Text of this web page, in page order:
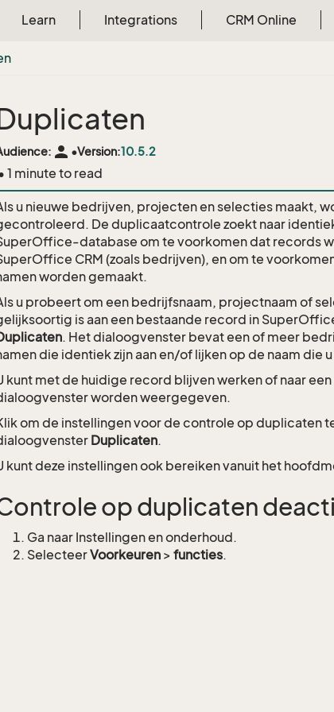
Learn Integrations CRM Online
person •Version:10.5.2
1 minute to read
u nieuwe bedrijven, projecten en selecties maakt,
De duplicaatcontrole zoekt naar
database om te voorkomen dat records
CRM (zoals bedrijven), en om te
worden gemaakt.
u probeert om een bedrijfsnaam, projectnaam of
is aan een bestaande record in
. Het dialoogvenster bevat een of meer
die identiek zijn aan en/of lijken op de naam die
kunt met de huidige record blijven werken of naar
worden weergegeven.
om de instellingen voor de controle op duplicaten
Duplicaten.
kunt deze instellingen ook bereiken vanuit het
op duplicaten
Ga naar Instellingen en onderhoud.
SelecteerVoorkeuren > functies.